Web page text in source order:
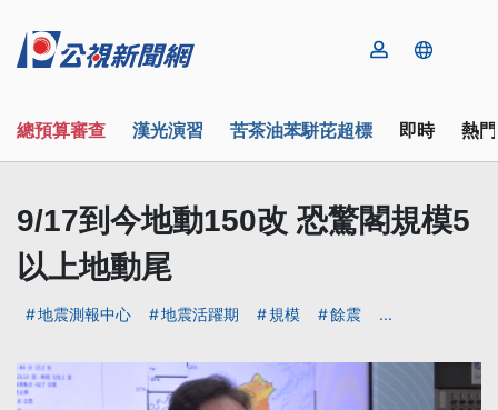
總預算審查 漢光演習 苦茶油苯駢芘超標 即時 熱
9/17到今地動150改 恐驚閣規模5
以上地動尾
地震測報中心 地震活躍期 規模 餘震 ...